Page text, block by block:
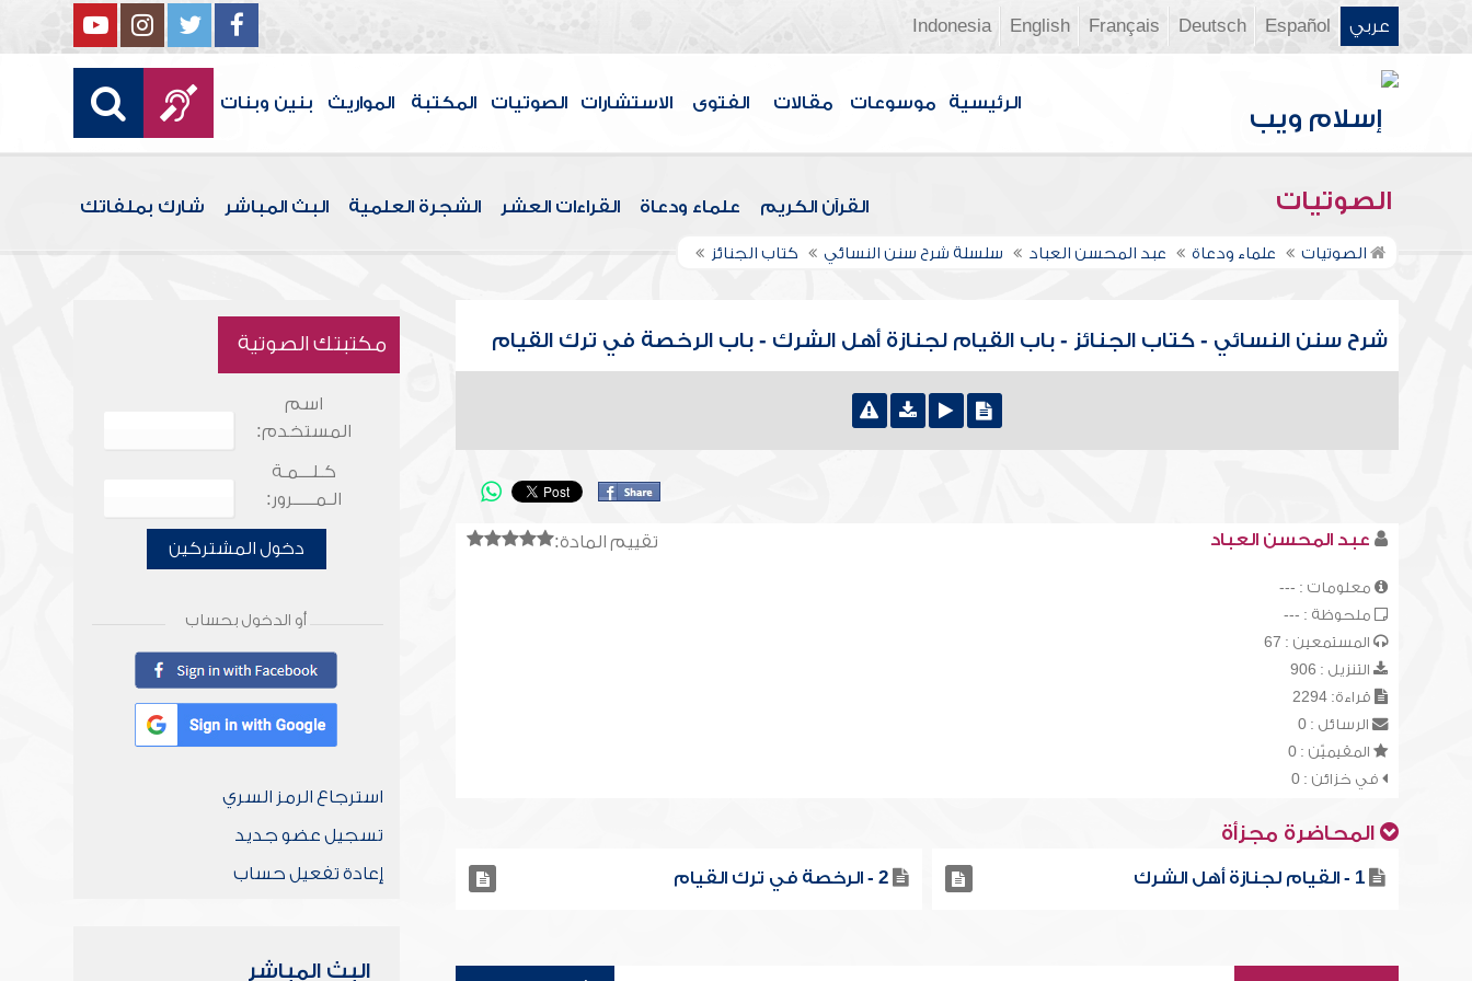
عربي Español
Deutsch
Français
English
Indonesia
الرئيسية موسوعات مقالات الفتوى الاستشارات الصوتيات المكتبة المواريث بنين وبنات
الصوتيات القرآن الكريم علماء ودعاة القراءات العشر الشجرة العلمية البث المباشر شارك بملفاتك
الصوتيات علماء ودعاة عبد المحسن العباد سلسلة شرح سنن النسائي كتاب الجنائز
شرح سنن النسائي - كتاب الجنائز - باب القيام لجنازة أهل الشرك - باب الرخصة في ترك القيام
تقييم المادة: عبد المحسن العباد
معلومات : ---
ملحوظة : ---
المستمعين : 67
التنزيل : 906
قراءة: 2294
الرسائل : 0
المقيميّن : 0
في خزائن : 0
المحاضرة مجزأة
1 - القيام لجنازة أهل الشرك 2 - الرخصة في ترك القيام
مكتبتك الصوتية
اسم
المستخدم:
كـلـــمـة
الـمـــــرور:
دخول المشتركين
أو الدخول بحساب
استرجاع الرمز السري
تسجيل عضو جديد
إعادة تفعيل حساب
البث المباشر